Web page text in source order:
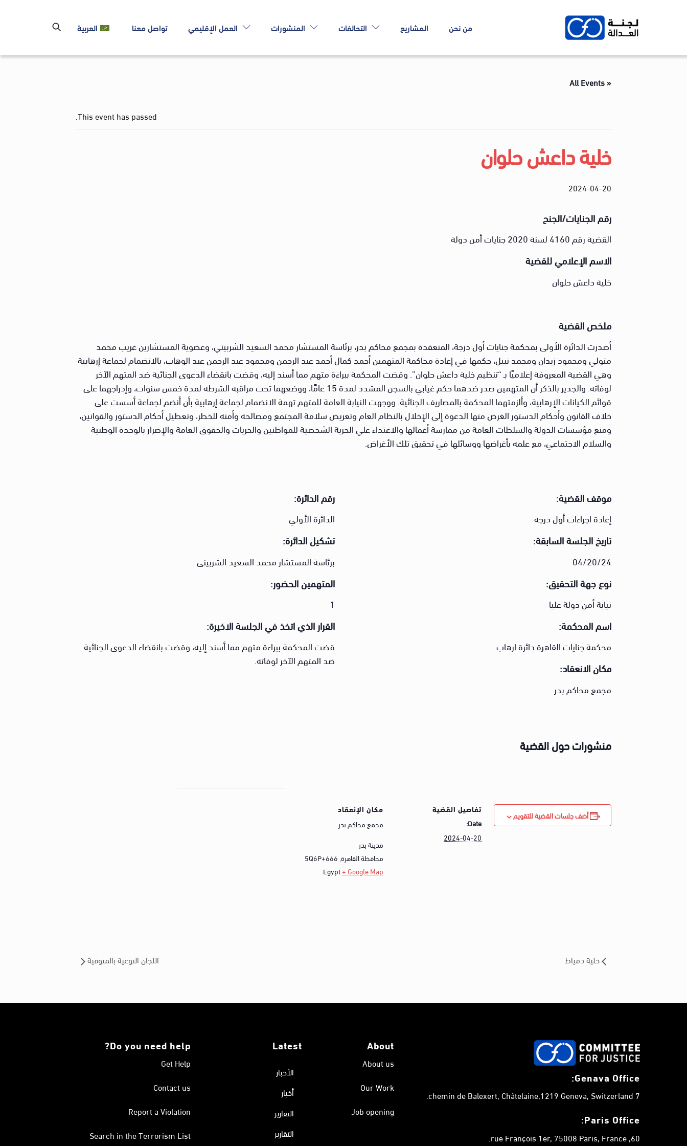
من نحن المشاريع التحالفات المنشورات العمل الإقليمي تواصل معنا العربية
« All Events
This event has passed.
خلية داعش حلوان
2024-04-20
رقم الجنايات/الجنح
القضية رقم 4160 لسنة 2020 جنايات أمن دولة
الاسم الإعلامي للقضية
خلية داعش حلوان
ملخص القضية
أصدرت الدائرة الأولى بمحكمة جنايات أول درجة، المنعقدة بمجمع محاكم بدر، برئاسة المستشار محمد السعيد الشربيني، وعضوية المستشارين غريب محمد
متولي ومحمود زيدان ومحمد نبيل، حكمها في إعادة محاكمة المتهمين أحمد كمال أحمد عبد الرحمن ومحمود عبد الرحمن عبد الوهاب، بالانضمام لجماعة إرهابية
وهي القضية المعروفة إعلاميًا بـ “تنظيم خلية داعش حلوان”. وقضت المحكمة ببراءة متهم مما أسند إليه، وقضت بانقضاء الدعوى الجنائية ضد المتهم الآخر
لوفاته. والجدير بالذكر أن المتهمين صدر ضدهما حكم غيابي بالسجن المشدد لمدة 15 عامًا، ووضعهما تحت مراقبة الشرطة لمدة خمس سنوات، وإدراجهما على
قوائم الكيانات الإرهابية، وألزمتهما المحكمة بالمصاريف الجنائية. ووجهت النيابة العامة للمتهم تهمة الانضمام لجماعة إرهابية بأن أنضم لجماعة أسست على
خلاف القانون وأحكام الدستور الغرض منها الدعوة إلى الإخلال بالنظام العام وتعريض سلامة المجتمع ومصالحه وأمنه للخطر، وتعطيل أحكام الدستور والقوانين،
ومنع مؤسسات الدولة والسلطات العامة من ممارسة أعمالها والاعتداء علي الحرية الشخصية للمواطنين والحريات والحقوق العامة والإضرار بالوحدة الوطنية
والسلام الاجتماعي، مع علمه بأغراضها ووسائلها في تحقيق تلك الأغراض.
موقف القضية:
إعادة اجراءات أول درجة
تاريخ الجلسة السابقة:
04/20/24
نوع جهة التحقيق:
نيابة أمن دولة عليا
اسم المحكمة:
محكمة جنايات القاهرة دائرة ارهاب
مكان الانعقاد:
مجمع محاكم بدر
رقم الدائرة:
الدائرة الأولي
تشكيل الدائرة:
برئاسة المستشار محمد السعيد الشربينى
المتهمين الحضور:
1
القرار الذي اتخذ في الجلسة الاخيرة:
قضت المحكمة ببراءة متهم مما أسند إليه، وقضت بانقضاء الدعوى الجنائية
ضد المتهم الآخر لوفاته.
منشورات حول القضية
أضف جلسات القضية للتقويم تفاصيل القضية
Date:
2024-04-20
مكان الإنعقاد
مجمع محاكم بدر
مدينة بدر
محافظة القاهرة,
5Q6P+666
Egypt+ Google Map
خلية دمياط اللجان النوعية بالمنوفية
Genava Office:
7 chemin de Balexert, Châtelaine,1219 Geneva, Switzerland.
Paris Office:
60, rue François 1er, 75008 Paris, France.
About
About us
Our Work
Job opening
Latest
الأخبار
أخبار
التقارير
التقارير
Do you need help?
Get Help
Contact us
Report a Violation
Search in the Terrorism List